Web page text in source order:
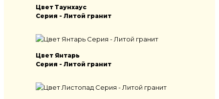
Цвет Таунхаус
Серия - Литой гранит
Цвет Янтарь
Серия - Литой гранит